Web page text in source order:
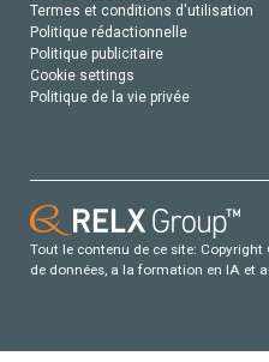
Termes et conditions d'utilisation
Politique rédactionnelle
Politique publicitaire
Cookie settings
Politique de la vie privée
Tout le contenu de ce site:
de données, a la formation en IA et